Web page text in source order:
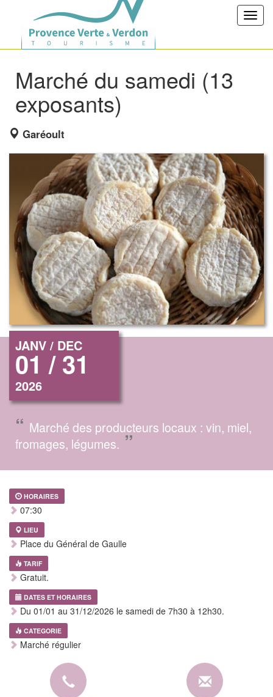
Marché du samedi (13
exposants)
Garéoult
JANV / DEC
01 / 31
2026
“ Marché des producteurs locaux : vin, miel,
fromages, légumes. ”
HORAIRES
07:30
LIEU
Place du Général de Gaulle
TARIF
Gratuit.
DATES ET HORAIRES
Du 01/01 au 31/12/2026 le samedi de 7h30 à 12h30.
CATEGORIE
Marché régulier